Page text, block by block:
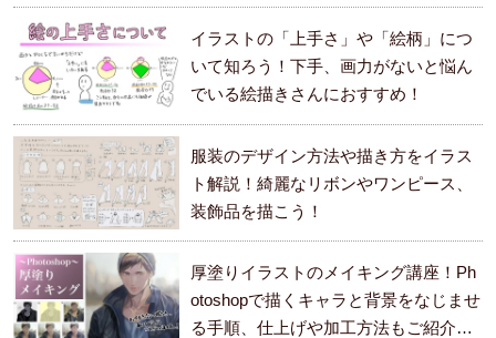
イラストの「上手さ」や「絵柄」につ
いて知ろう！下手、画力がないと悩ん
でいる絵描きさんにおすすめ！
服装のデザイン方法や描き方をイラス
ト解説！綺麗なリボンやワンピース、
装飾品を描こう！
厚塗りイラストのメイキング講座！Ph
otoshopで描くキャラと背景をなじませ
る手順、仕上げや加工方法もご紹介し